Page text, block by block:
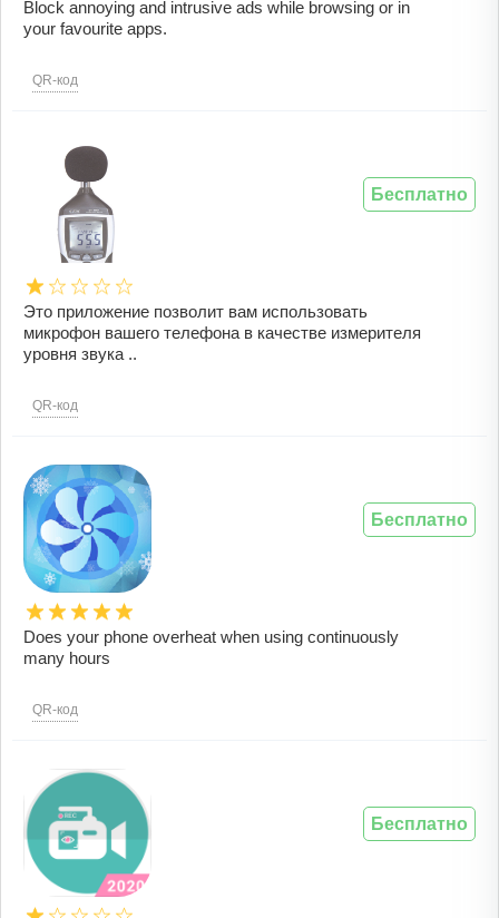
Block annoying and intrusive ads while browsing or in
your favourite apps.
QR-код
Это приложение позволит вам использовать
микрофон вашего телефона в качестве измерителя
уровня звука ..
QR-код
Бесплатно
Does your phone overheat when using continuously
many hours
QR-код
Бесплатно
Бесплатно